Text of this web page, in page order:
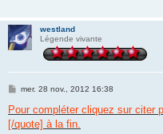
westland
Légende vivante
M
s
s
a
mer. 28 nov., 2012 16:38
Pour compléter cliquez sur citer
[/quote] à la fin.